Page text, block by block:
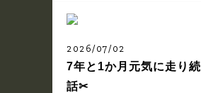
2026/07/02
7年と1か月元気に走り
話✂︎